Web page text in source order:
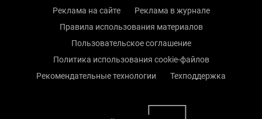
Реклама на сайте
Реклама в журнале
Правила использования материалов
Пользовательское соглашение
Политика использования cookie-файлов
Рекомендательные технологии
Техподдержка